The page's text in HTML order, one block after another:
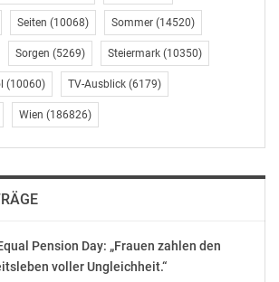
besonders für Pendelnde,
Auto zu verzichten oder zum
auf den öffentlichen Verkehr
mit Verkehrs-
und leicht konsumierbare
der Schlüssel, dass auch die jüngere
sind regional oder lokal
anstelle eines
Seiten (10068) Sommer (14520)
Sorgen (5269) Steiermark (10350)
(10060) TV-Ausblick (6179)
Wien (186826)
Pension Day: „Frauen zahlen den
voller Ungleichheit.“